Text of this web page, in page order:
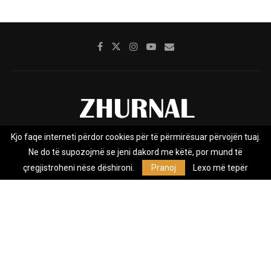
Rreth nesh Impresumi Marketing
Kontakt
Privacy Policy
Zhurnal.mk është Agjenci e Lajmeve e pavarur, e themeluar në vitin
Kjo faqe interneti përdor cookies për të përmirësuar përvojën tuaj.
Ne do të supozojmë se jeni dakord me këtë, por mund të
çregjistroheni nëse dëshironi.
Pranoj Lexo më tepër